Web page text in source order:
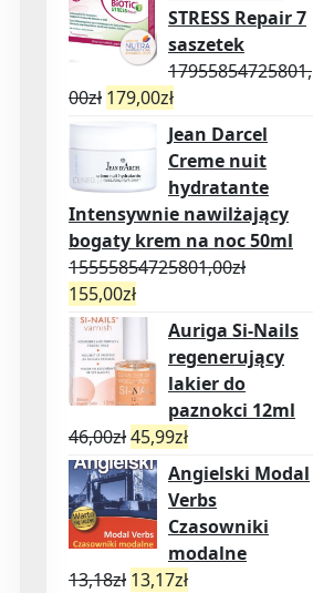
STRESS Repair 7
saszetek
17955854725801,
00zł 179,00zł
Jean Darcel
Creme nuit
hydratante
Intensywnie nawilżający
bogaty krem na noc 50ml
15555854725801,00zł
155,00zł
Auriga Si-Nails
regenerujący
lakier do
paznokci 12ml
46,00zł45,99zł
Angielski Modal
Verbs
Czasowniki
modalne
13,18zł 13,17zł